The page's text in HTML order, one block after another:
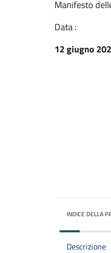
Manifesto
Data :
12 giugno
INDICE DELLA
Descrizione